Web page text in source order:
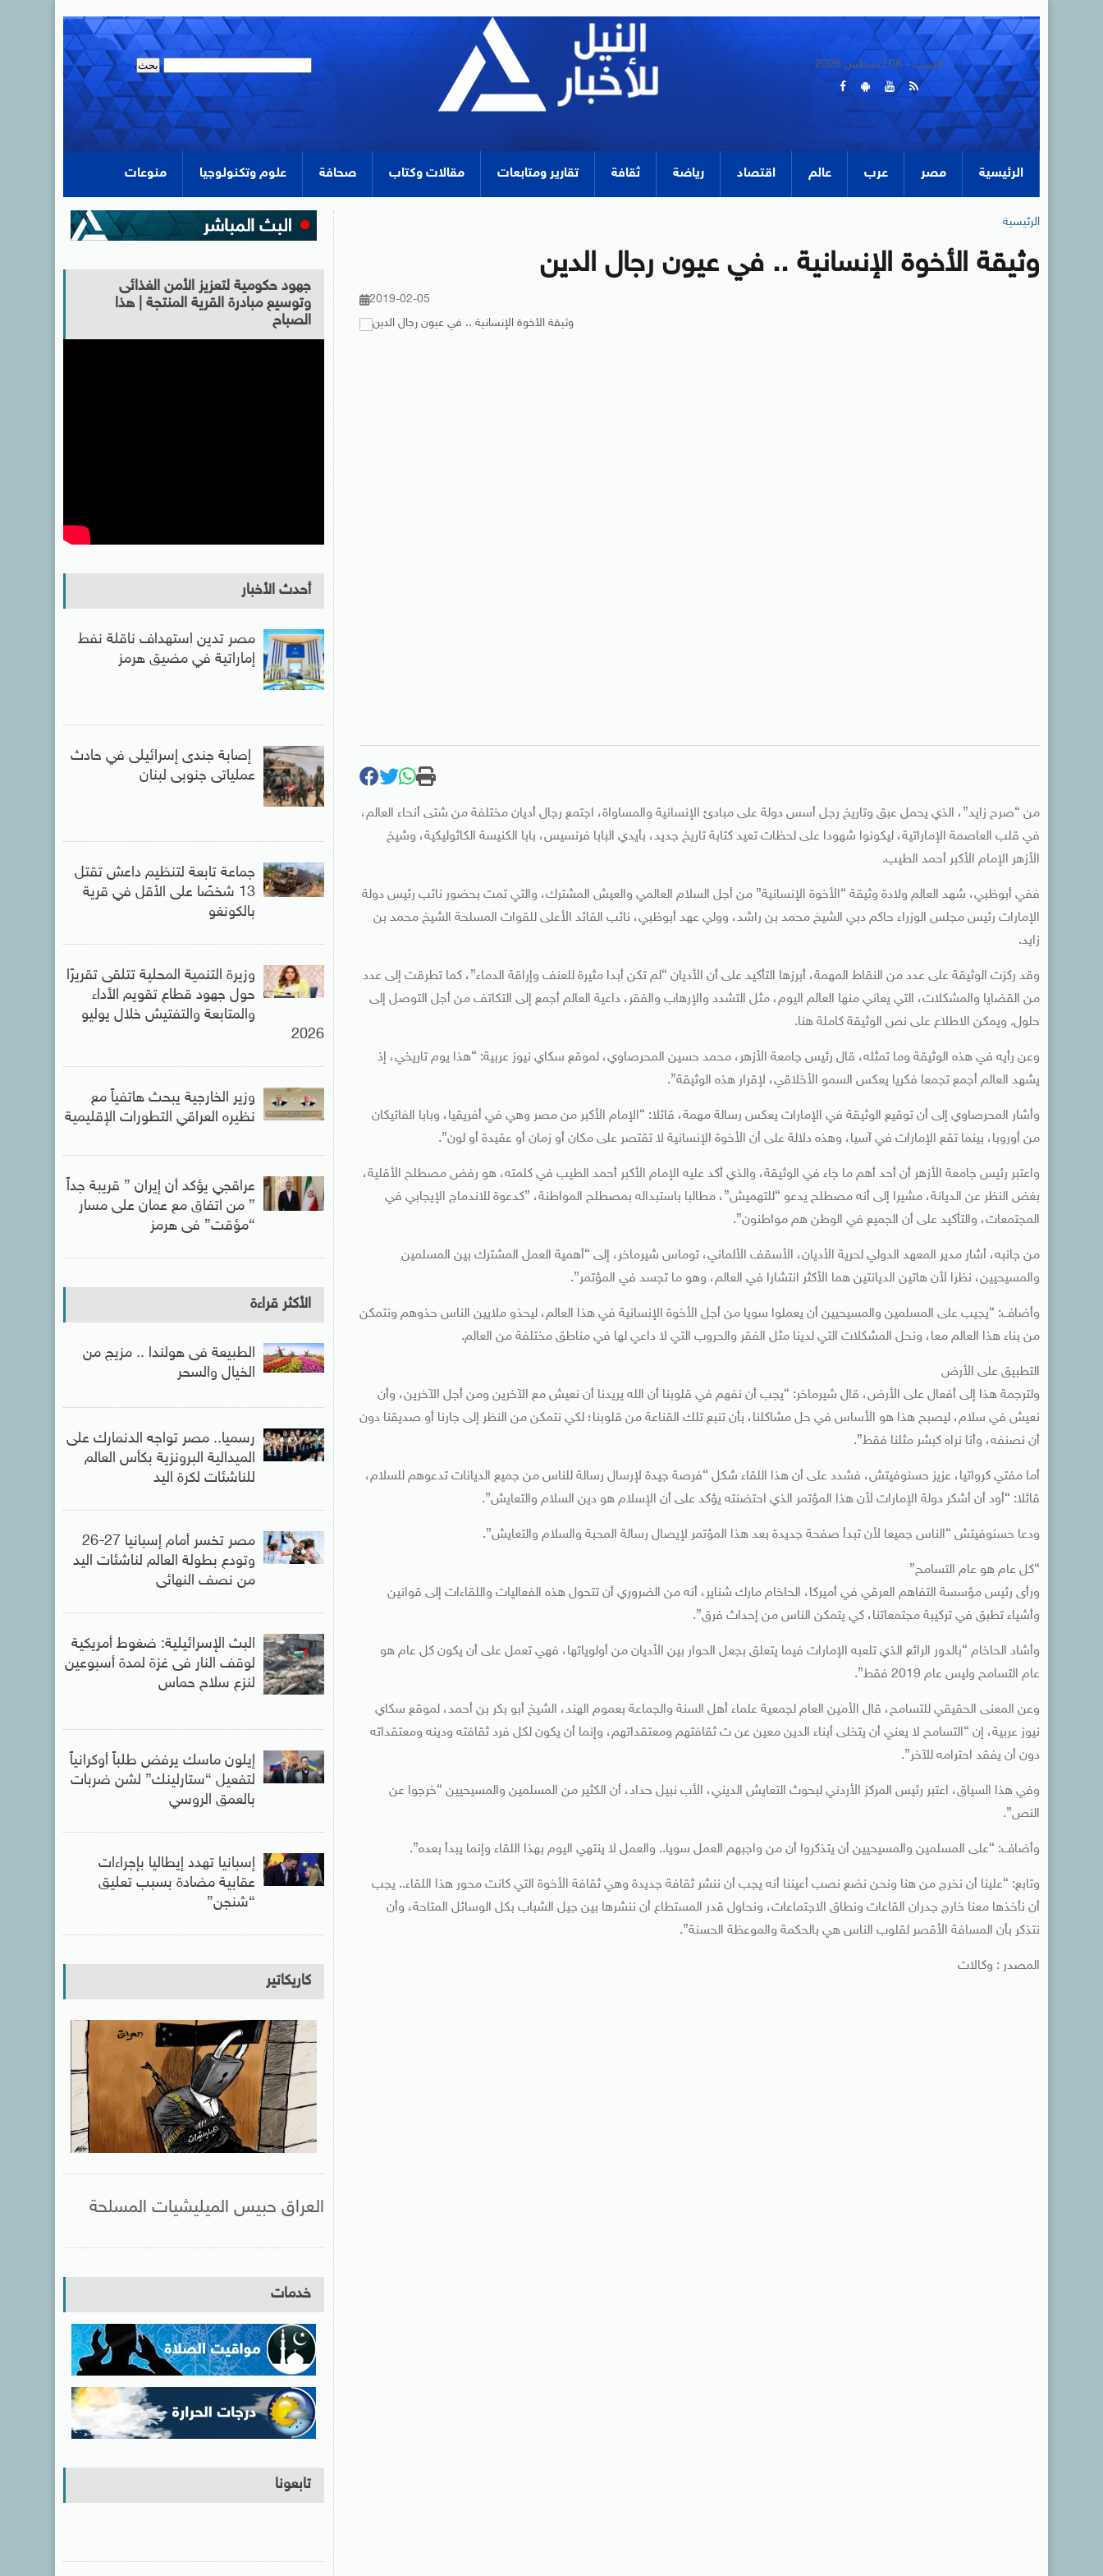
السبت - 08 أغسطس 2026
الرئيسية مصر عرب عالم اقتصاد رياضة ثقافة تقارير ومتابعات مقالات وكتاب صحافة علوم وتكنولوجيا منوعات
الرئيسية
وثيقة الأخوة الإنسانية .. في عيون رجال الدين
2019-02-05
من “صرح زايد”، ‏الذي يحمل عبق ‏وتاريخ رجل أسس دولة ‏على مبادئ الإنسانية والمساواة، اجتمع رجال أديان مختلفة من شتى أنحاء العالم،
في قلب العاصمة الإماراتية، ليكونوا شهودا ‏على لحظات تعيد كتابة تاريخ جديد، بأيدي البابا فرنسيس، بابا الكنيسة الكاثوليكية، وشيخ
الأزهر الإمام الأكبر أحمد الطيب.
ففي أبوظبي، ‏شهد العالم ‏ولادة وثيقة “الأخوة الإنسانية” من أجل السلام العالمي والعيش المشترك، ‏والتي تمت بحضور نائب رئيس دولة
الإمارات رئيس مجلس الوزراء حاكم دبي الشيخ محمد بن راشد، وولي عهد أبوظبي، نائب القائد الأعلى للقوات المسلحة الشيخ محمد بن
زايد.
وقد ركزت الوثيقة على عدد من النقاط المهمة، أبرزها ‏التأكيد على أن الأديان “لم تكن أبدا مثيرة للعنف وإراقة الدماء”، كما تطرقت إلى عدد
من القضايا والمشكلات، التي يعاني منها العالم اليوم، ‏مثل التشدد والإرهاب والفقر، ‏داعية العالم أجمع إلى ‏التكاتف من أجل التوصل إلى
حلول. ‏ويمكن الاطلاع على نص الوثيقة كاملة هنا.
وعن رأيه في هذه الوثيقة وما تمثله، ‏قال رئيس جامعة الأزهر، محمد حسين المحرصاوي، لموقع سكاي نيوز عربية: “‏هذا يوم تاريخي، إذ
يشهد العالم أجمع تجمعا فكريا يعكس السمو الأخلاقي، لإقرار هذه الوثيقة”.
وأشار المحرصاوي‏ إلى أن توقيع الوثيقة في الإمارات ‏يعكس رسالة مهمة، قائلا: “‏الإمام الأكبر من مصر ‏وهي في أفريقيا، ‏وبابا الفاتيكان
من أوروبا، ‏بينما تقع الإمارات في آسيا، ‏وهذه دلالة على أن الأخوة الإنسانية لا تقتصر على مكان أو زمان أو عقيدة أو لون”.
‏واعتبر رئيس جامعة الأزهر أن أحد أهم ما جاء في الوثيقة، ‏والذي أكد عليه الإمام الأكبر أحمد الطيب في كلمته، ‏هو رفض مصطلح الأقلية،
‏بغض النظر عن الديانة، ‏مشيرا إلى أنه مصطلح يدعو “للتهميش”، ‏مطالبا باستبداله بمصطلح المواطنة، ‏‏”كدعوة للاندماج ‏الإيجابي في
المجتمعات، والتأكيد على أن الجميع في الوطن هم مواطنون”.
‏‏من جانبه، أشار مدير المعهد الدولي لحرية الأديان، الأسقف الألماني، توماس شيرماخر، ‏إلى “أهمية العمل المشترك بين المسلمين
والمسيحيين، ‏‏نظرا لأن هاتين الديانتين هما الأكثر انتشارا في العالم، وهو ما تجسد في المؤتمر”.
‏وأضاف: “‏يجيب على المسلمين والمسيحيين أن يعملوا سويا من أجل الأخوة الإنسانية في هذا العالم، ليحذو ملايين الناس حذوهم ونتمكن
من بناء هذا العالم معا،‏ ونحل المشكلات التي لدينا مثل الفقر والحروب التي لا داعي لها في مناطق مختلفة من العالم.
التطبيق على الأرض
‏ولترجمة هذا إلى أفعال على الأرض، قال شيرماخر: “‏يجب أن نفهم في قلوبنا أن الله يريدنا أن نعيش مع الآخرين ومن أجل الآخرين، وأن
نعيش في سلام، ليصبح هذا هو الأساس في حل مشاكلنا، بأن تنبع تلك القناعة من قلوبنا؛ لكي نتمكن من النظر إلى جارنا أو صديقنا دون
أن نصنفه، ‏وأنا نراه كبشر مثلنا فقط”.
‏أما مفتي كرواتيا، عزيز حسنوفيتش، فشدد ‏على أن هذا اللقاء شكل “فرصة جيدة لإرسال رسالة للناس من جميع الديانات تدعوهم للسلام،
قائلا: “‏أود أن أشكر دولة الإمارات لأن هذا المؤتمر الذي احتضنته يؤكد على أن الإسلام هو دين السلام والتعايش”.
ودعا حسنوفيتش “‏الناس جميعا لأن تبدأ صفحة جديدة بعد هذا المؤتمر لإيصال رسالة المحبة والسلام والتعايش”.
“كل عام هو عام التسامح”
ورأى ‏رئيس مؤسسة التفاهم العرقي في أميركا، الحاخام مارك شناير، أنه ‏من الضروري أن تتحول هذه الفعاليات واللقاءات ‏إلى قوانين
وأشياء تطبق في تركيبة مجتمعاتنا، كي يتمكن الناس من إحداث فرق”.
وأشاد الحاخام “بالدور ‏الرائع الذي تلعبه الإمارات‏ فيما يتعلق بجعل الحوار بين الأديان من أولوياتها، فهي تعمل على أن يكون كل عام هو
عام التسامح وليس عام 2019 فقط”.
وعن المعنى الحقيقي للتسامح، قال ‏الأمين العام لجمعية علماء أهل السنة والجماعة بعموم الهند، ‏الشيخ أبو بكر بن أحمد، ‏لموقع سكاي
نيوز عربية، إن “التسامح لا يعني ‏أن يتخلى أبناء الدين معين عن ت ثقافتهم ومعتقداتهم، وإنما أن يكون لكل فرد ثقافته ودينه ومعتقداته
دون ‏أن يفقد احترامه للآخر”.
‏وفي هذا السياق، اعتبر ‏رئيس المركز الأردني لبحوث التعايش الديني، ‏الأب نبيل حداد، ‏أن الكثير من المسلمين والمسيحيين “خرجوا عن
النص”.
وأضاف: “‏على المسلمين والمسيحيين أن يتذكروا أن من واجبهم العمل سويا.. ‏والعمل لا ينتهي اليوم بهذا اللقاء وإنما يبدأ بعده”.
وتابع: “‏علينا أن نخرج من هنا ونحن نضع نصب أعيننا أنه يجب أن ننشر ثقافة جديدة وهي ثقافة الأخوة التي كانت محور هذا اللقاء.. ‏يجب
أن نأخذها معنا خارج جدران القاعات ونطاق الاجتماعات، ونحاول قدر المستطاع أن ننشرها بين جيل الشباب بكل الوسائل المتاحة، وأن
نتذكر بأن المسافة الأقصر لقلوب الناس هي بالحكمة والموعظة الحسنة”.
المصدر : وكالات
جهود حكومية لتعزيز الأمن الغذائى
وتوسيع مبادرة القرية المنتجة | هذا
الصباح
أحدث الأخبار
مصر تدين استهداف ناقلة نفط
إماراتية في مضيق هرمز
إصابة جندى إسرائيلى في حادث
عملياتى جنوبى لبنان
جماعة تابعة لتنظيم داعش تقتل
13 شخصًا على الأقل في قرية
بالكونغو
وزيرة التنمية المحلية تتلقى تقريرًا
حول جهود قطاع تقويم الأداء
والمتابعة والتفتيش خلال يوليو
2026
وزير الخارجية يبحث هاتفياً مع
نظيره العراقي التطورات الإقليمية
عراقجي يؤكد أن إيران ” قريبة جداً
” من اتفاق مع عمان على مسار
“مؤقت” فى هرمز
الأكثر قراءة
الطبيعة فى هولندا .. مزيج من
الخيال والسحر
رسميا.. مصر تواجه الدنمارك على
الميدالية البرونزية بكأس العالم
للناشئات لكرة اليد
مصر تخسر أمام إسبانيا 27-26
وتودع بطولة العالم لناشئات اليد
من نصف النهائى
البث الإسرائيلية: ضغوط أمريكية
لوقف النار فى غزة لمدة أسبوعين
لنزع سلاح حماس
إيلون ماسك يرفض طلباً أوكرانياً
لتفعيل “ستارلينك” لشن ضربات
بالعمق الروسي
إسبانيا تهدد إيطاليا بإجراءات
عقابية مضادة بسبب تعليق
“شنجن”
كاريكاتير
العراق حبيس الميليشيات المسلحة
خدمات
تابعونا